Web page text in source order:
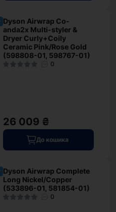
Dyson Airwrap Co-
anda2x Multi-styler &
Dryer Curly+Coily
Ceramic Pink/Rose Gold
(598808-01, 598767-01)
0
26 009 ₴
До кошика
Dyson Airwrap Complete
Long Nickel/Copper
(533896-01, 581854-01)
0